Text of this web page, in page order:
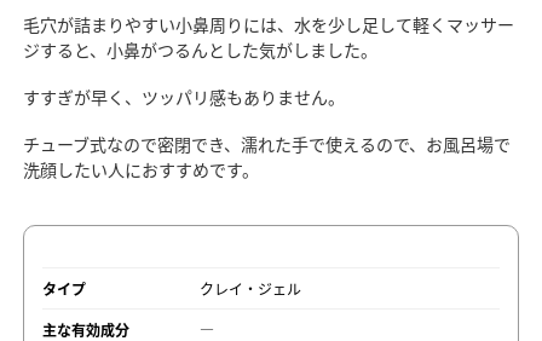
毛穴が詰まりやすい小鼻周りには、水を少し足して軽くマッサー
ジすると、小鼻がつるんとした気がしました。
すすぎが早く、ツッパリ感もありません。
チューブ式なので密閉でき、濡れた手で使えるので、お風呂場で
洗顔したい人におすすめです。
タイプ
クレイ・ジェル
主な有効成分
―